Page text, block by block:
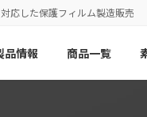
応した保護フィルム製造販売
品情報 商品一覧